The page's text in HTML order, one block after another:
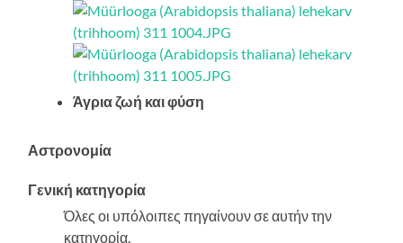
Άγρια ζωή και φύση
Αστρονομία
Γενική κατηγορία
Όλες οι υπόλοιπες πηγαίνουν σε αυτήν την
κατηγορία.